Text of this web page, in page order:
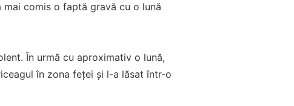
comis o faptă gravă cu o lună
În urmă cu aproximativ o lună,
în zona feței și l-a lăsat într-o